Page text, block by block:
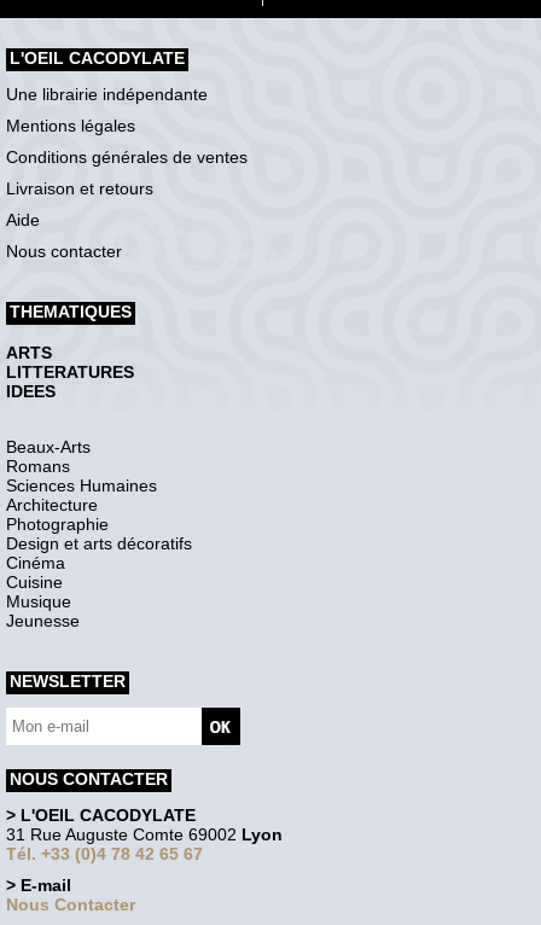
L'OEIL CACODYLATE
Une librairie indépendante
Mentions légales
Conditions générales de ventes
Livraison et retours
Aide
Nous contacter
THEMATIQUES
ARTS
LITTERATURES
IDEES
Beaux-Arts
Romans
Sciences Humaines
Architecture
Photographie
Design et arts décoratifs
Cinéma
Cuisine
Musique
Jeunesse
NEWSLETTER
NOUS CONTACTER
> L'OEIL CACODYLATE
31 Rue Auguste Comte 69002 Lyon
Tél. +33 (0)4 78 42 65 67
> E-mail
Nous Contacter